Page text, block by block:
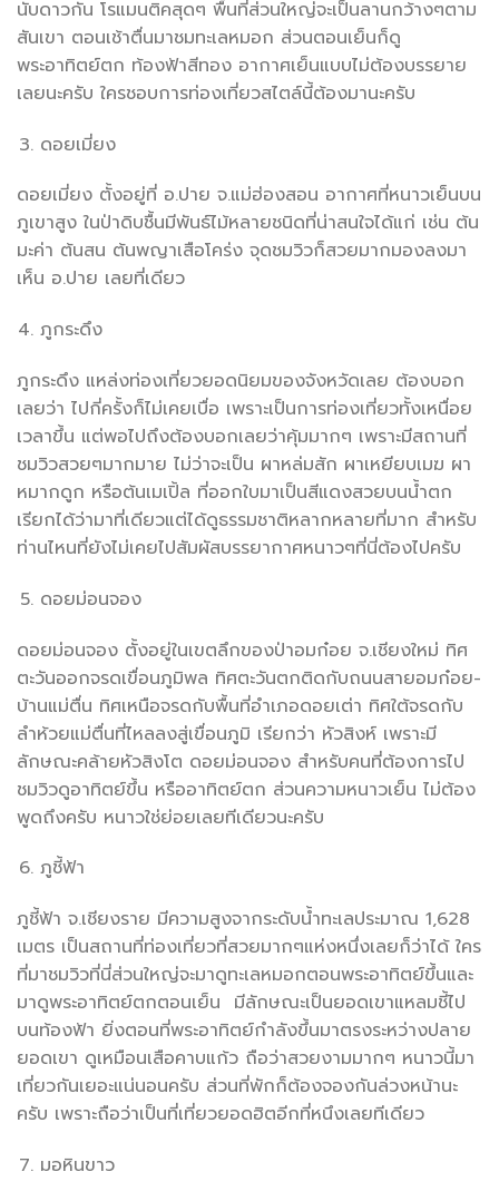
นับดาวกัน โรแมนติคสุดๆ พื้นที่ส่วนใหญ่จะเป็นลานกว้างๆตาม
สันเขา ตอนเช้าตื่นมาชมทะเลหมอก ส่วนตอนเย็นก็ดู
พระอาทิตย์ตก ท้องฟ้าสีทอง อากาศเย็นแบบไม่ต้องบรรยาย
เลยนะครับ ใครชอบการท่องเที่ยวสไตล์นี้ต้องมานะครับ
ดอยเมี่ยง
ดอยเมี่ยง ตั้งอยู่ที่ อ.ปาย จ.แม่ฮ่องสอน อากาศที่หนาวเย็นบน
ภูเขาสูง ในป่าดิบชื้นมีพันธ์ไม้หลายชนิดที่น่าสนใจได้แก่ เช่น ต้น
มะค่า ต้นสน ต้นพญาเสือโคร่ง จุดชมวิวก็สวยมากมองลงมา
เห็น อ.ปาย เลยที่เดียว
ภูกระดึง
ภูกระดึง แหล่งท่องเที่ยวยอดนิยมของจังหวัดเลย ต้องบอก
เลยว่า ไปกี่ครั้งก็ไม่เคยเบื่อ เพราะเป็นการท่องเที่ยวทั้งเหนื่อย
เวลาขึ้น แต่พอไปถึงต้องบอกเลยว่าคุ้มมากๆ เพราะมีสถานที่
ชมวิวสวยๆมากมาย ไม่ว่าจะเป็น ผาหล่มสัก ผาเหยียบเมฆ ผา
หมากดูก หรือต้นเมเปิ้ล ที่ออกใบมาเป็นสีแดงสวยบนน้ำตก
เรียกได้ว่ามาที่เดียวแต่ได้ดูธรรมชาติหลากหลายที่มาก สำหรับ
ท่านไหนที่ยังไม่เคยไปสัมผัสบรรยากาศหนาวๆที่นี่ต้องไปครับ
ดอยม่อนจอง
ดอยม่อนจอง ตั้งอยู่ในเขตลึกของป่าอมก๋อย จ.เชียงใหม่ ทิศ
ตะวันออกจรดเขื่อนภูมิพล ทิศตะวันตกติดกับถนนสายอมก๋อย-
บ้านแม่ตื่น ทิศเหนือจรดกับพื้นที่อำเภอดอยเต่า ทิศใต้จรดกับ
ลำห้วยแม่ตื่นที่ไหลลงสู่เขื่อนภูมิ เรียกว่า หัวสิงห์ เพราะมี
ลักษณะคล้ายหัวสิงโต ดอยม่อนจอง สำหรับคนที่ต้องการไป
ชมวิวดูอาทิตย์ขึ้น หรืออาทิตย์ตก ส่วนความหนาวเย็น ไม่ต้อง
พูดถึงครับ หนาวใช่ย่อยเลยทีเดียวนะครับ
ภูชี้ฟ้า
ภูชี้ฟ้า จ.เชียงราย มีความสูงจากระดับน้ำทะเลประมาณ 1,628
เมตร เป็นสถานที่ท่องเที่ยวที่สวยมากๆแห่งหนึ่งเลยก็ว่าได้ ใคร
ที่มาชมวิวที่นี่ส่วนใหญ่จะมาดูทะเลหมอกตอนพระอาทิตย์ขึ้นและ
มาดูพระอาทิตย์ตกตอนเย็น มีลักษณะเป็นยอดเขาแหลมชี้ไป
บนท้องฟ้า ยิ่งตอนที่พระอาทิตย์กำลังขึ้นมาตรงระหว่างปลาย
ยอดเขา ดูเหมือนเสือคาบแก้ว ถือว่าสวยงามมากๆ หนาวนี้มา
เที่ยวกันเยอะแน่นอนครับ ส่วนที่พักก็ต้องจองกันล่วงหน้านะ
ครับ เพราะถือว่าเป็นที่เที่ยวยอดฮิตอีกที่หนึงเลยทีเดียว
มอหินขาว